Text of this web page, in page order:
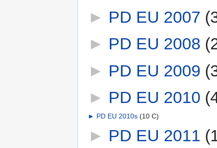
► PD EU 2007
► PD EU 2008
► PD EU 2009
► PD EU 2010
► PD EU 2010s‎ (10 C)
► PD EU 2011